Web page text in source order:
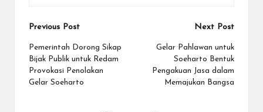
Post
navigation
Previous Post
Pemerintah Dorong Sikap
Bijak Publik untuk Redam
Provokasi Penolakan
Gelar Soeharto
Next Post
Gelar Pahlawan untuk
Soeharto Bentuk
Pengakuan Jasa dalam
Memajukan Bangsa